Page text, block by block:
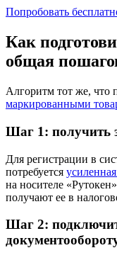
Попробовать
Как
общая
Алгоритм тот же, что
маркированными
Шаг 1: получить
Для регистрации в
потребуется
на носителе
получают ее в
Шаг 2: